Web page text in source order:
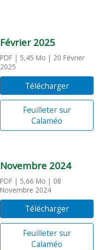
Février 2025
PDF | 5,45 Mo | 20 Février
2025
Télécharger
Feuilleter sur
Calaméo
Novembre 2024
PDF | 5,66 Mo | 08
Novembre 2024
Télécharger
Feuilleter sur
Calaméo